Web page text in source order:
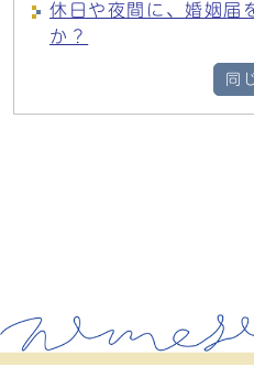
休日や夜間に、婚姻届
か？
同